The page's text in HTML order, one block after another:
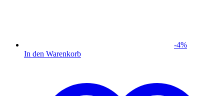
-4%
In den Warenkorb